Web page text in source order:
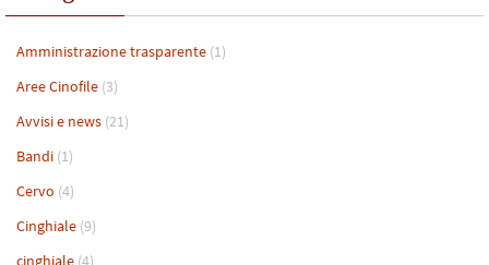
Amministrazione trasparente (1)
Aree Cinofile (3)
Avvisi e news (21)
Bandi (1)
Cervo (4)
Cinghiale (9)
cinghiale (4)